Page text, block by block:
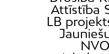
Attīstība
LB